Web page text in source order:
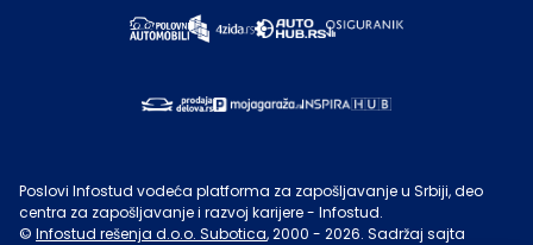
Poslovi Infostud vodeća platforma za zapošljavanje u Srbiji, deo
centra za zapošljavanje i razvoj karijere - Infostud.
© Infostud rešenja d.o.o. Subotica, 2000 - 2026. Sadržaj sajta